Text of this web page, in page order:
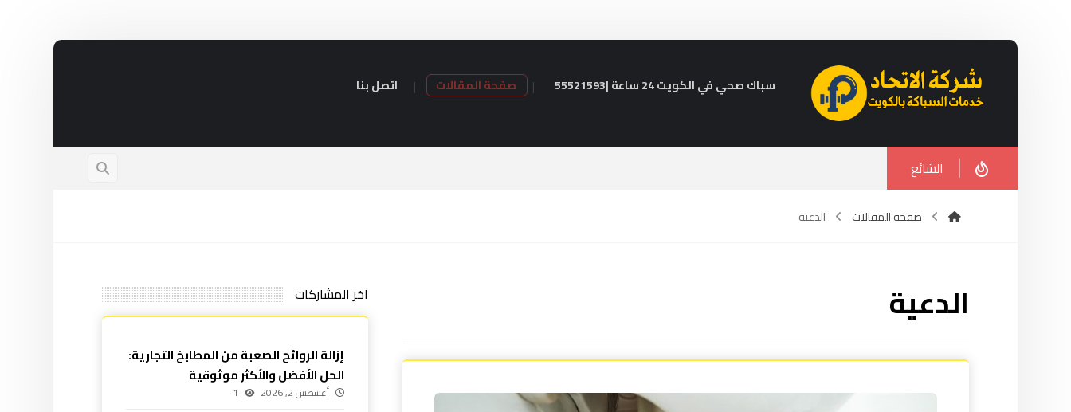
سباك صحي في الكويت 24 ساعة |55521593 صفحة المقالات اتصل بنا
الشائع
صفحة المقالات الدعية
الدعية آخر المشاركات
إزالة الروائح الصعبة من المطابخ التجارية:
الحل الأفضل والأكثر موثوقية
أغسطس 2, 2026 1